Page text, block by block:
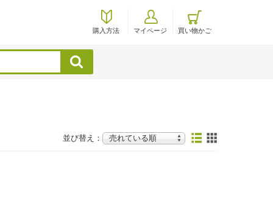
購入方法 マイページ 買い物かご
検索
並び替え：